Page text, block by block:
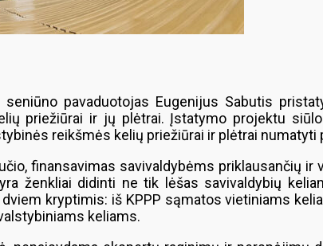
pavaduotojas Eugenijus Sabutis
priežiūrai ir jų plėtrai. Įstatymo projektu
reikšmės kelių priežiūrai ir plėtrai numatyti
finansavimas savivaldybėms priklausančių
ženkliai didinti ne tik lėšas savivaldybių
kryptimis: iš KPPP sąmatos vietiniams
keliams.